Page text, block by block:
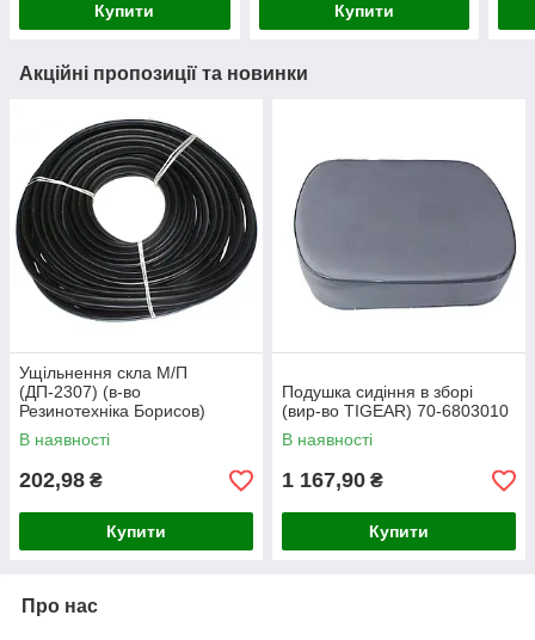
Купити Купити
Акційні пропозиції та новинки
Ущільнення скла М/П
(ДП-2307) (в-во
Резинотехніка Борисов)
А37.08.043
В наявності
202,98 ₴
Купити
Подушка сидіння в зборі
(вир-во TIGEAR) 70-6803010
В наявності
1 167,90 ₴
Купити
Про нас